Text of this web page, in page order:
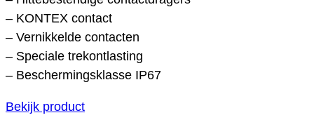
– KONTEX contact
– Vernikkelde contacten
– Speciale trekontlasting
– Beschermingsklasse IP67
Bekijk product